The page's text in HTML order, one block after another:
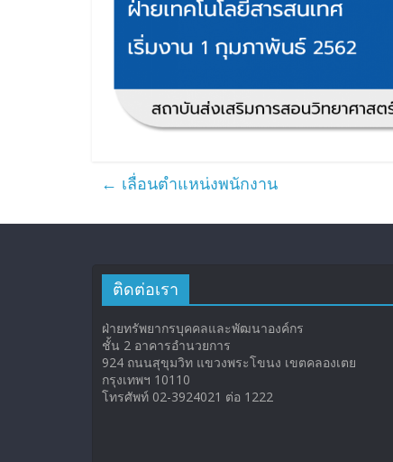
← เลื่อนตำแหน่งพนักงาน
ติดต่อเรา
ฝ่ายทรัพยากรบุคคลและพัฒนาองค์กร
ชั้น 2 อาคารอำนวยการ
924 ถนนสุขุมวิท แขวงพระโขนง เขตคลองเตย
กรุงเทพฯ 10110
โทรศัพท์ 02-3924021 ต่อ 1222